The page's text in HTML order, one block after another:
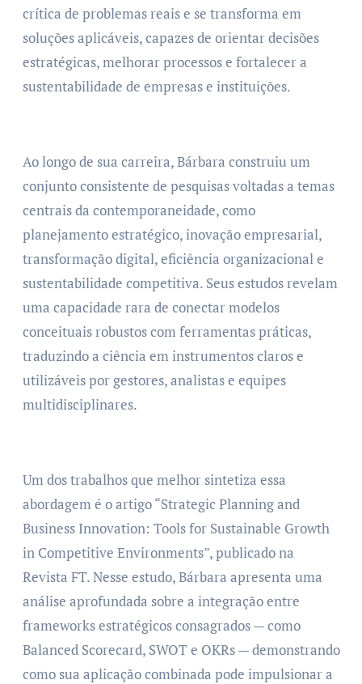
crítica de problemas reais e se transforma em
soluções aplicáveis, capazes de orientar decisões
estratégicas, melhorar processos e fortalecer a
sustentabilidade de empresas e instituições.
Ao longo de sua carreira, Bárbara construiu um
conjunto consistente de pesquisas voltadas a temas
centrais da contemporaneidade, como
planejamento estratégico, inovação empresarial,
transformação digital, eficiência organizacional e
sustentabilidade competitiva. Seus estudos revelam
uma capacidade rara de conectar modelos
conceituais robustos com ferramentas práticas,
traduzindo a ciência em instrumentos claros e
utilizáveis por gestores, analistas e equipes
multidisciplinares.
Um dos trabalhos que melhor sintetiza essa
abordagem é o artigo “Strategic Planning and
Business Innovation: Tools for Sustainable Growth
in Competitive Environments”, publicado na
Revista FT. Nesse estudo, Bárbara apresenta uma
análise aprofundada sobre a integração entre
frameworks estratégicos consagrados — como
Balanced Scorecard, SWOT e OKRs — demonstrando
como sua aplicação combinada pode impulsionar a